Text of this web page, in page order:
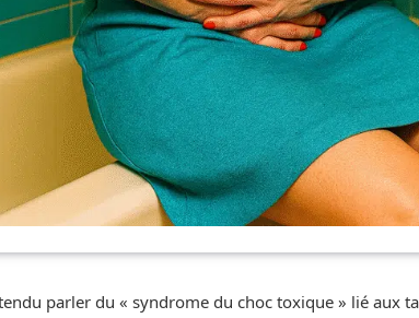
parler du « syndrome du choc toxique » lié aux